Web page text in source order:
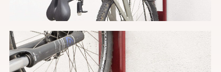
He leído y acepto lapolítica de privacidad
Enviar